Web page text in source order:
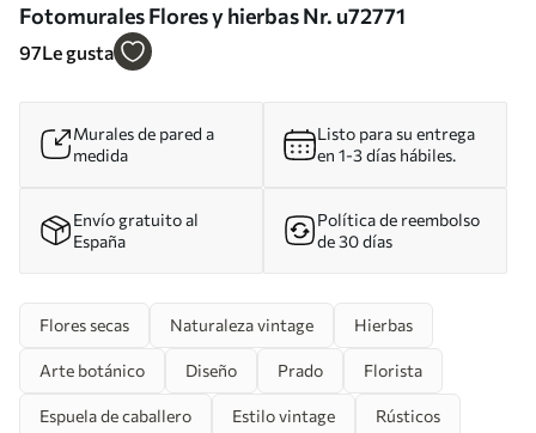
Fotomurales Flores y hierbas Nr. u72771
97Le gusta
Murales de pared a
medida
Listo para su entrega
en 1-3 días hábiles.
Envío gratuito al
España
Política de reembolso
de 30 días
Flores secas Naturaleza vintage Hierbas
Arte botánico Diseño Prado Florista
Espuela de caballero Estilo vintage Rústicos